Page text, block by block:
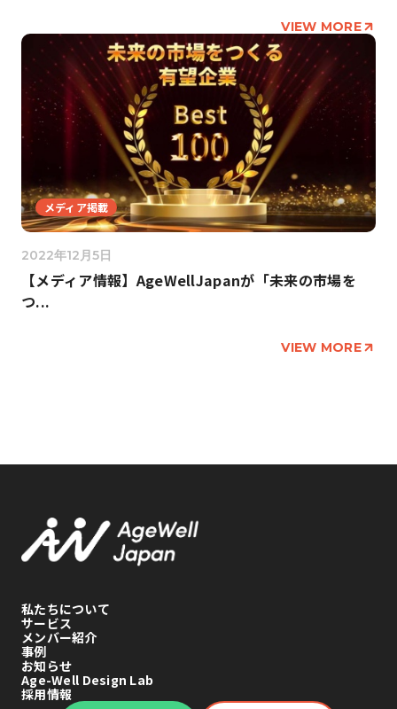
VIEW MORE
メディア掲載
2022年12月5日
【メディア情報】AgeWellJapanが「未来の市場を
つ...
VIEW MORE
私たちについて
サービス
メンバー紹介
事例
お知らせ
Age-Well Design Lab
採用情報